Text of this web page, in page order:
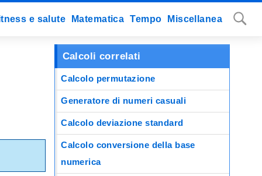
Calcoli correlati
Calcolo permutazione
Generatore di numeri casuali
Calcolo deviazione standard
Calcolo conversione della base
numerica
e salute Matematica Tempo Miscellanea